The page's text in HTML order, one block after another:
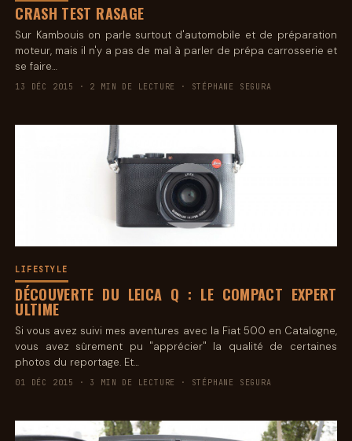
CRASH TEST RASAGE
Sur Kambouis on parle surtout d'automobile et de préparation
moteur, mais il n'y a pas de mal à parler de prépa carrosserie et
se faire…
13 DÉC 2015 · 2 MIN DE LECTURE · STÉPHANE SEGURA
LIFESTYLE
DÉCOUVERTE DU LEICA Q : LE COMPACT EXPERT
ULTIME
Si vous avez suivi mes aventures avec la Fiat 500 en Catalogne,
vous avez sûrement pu "apprécier" la qualité de certaines
photos du reportage. Et…
01 DÉC 2015 · 3 MIN DE LECTURE · STÉPHANE SEGURA